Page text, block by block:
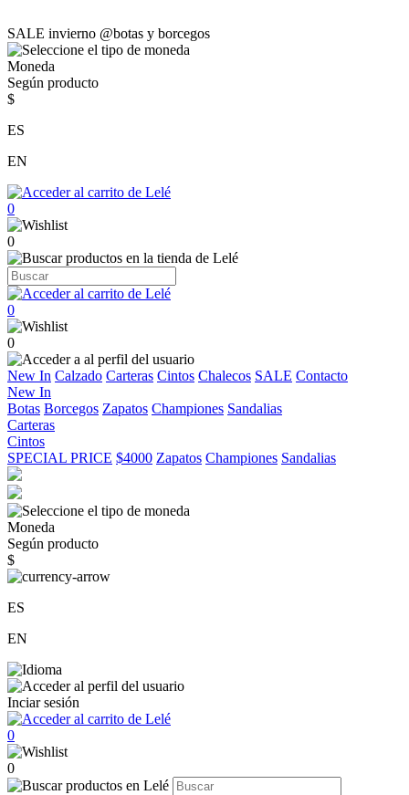
SALE invierno @botas y borcegos
Moneda
Según producto
$
ES
EN
0
0
0
0
New In Calzado Carteras Cintos Chalecos SALE Contacto
New In
Botas Borcegos Zapatos Championes Sandalias
Carteras
Cintos
SPECIAL PRICE $4000 Zapatos Championes Sandalias
Moneda
Según producto
$
ES
EN
Inciar sesión
0
0